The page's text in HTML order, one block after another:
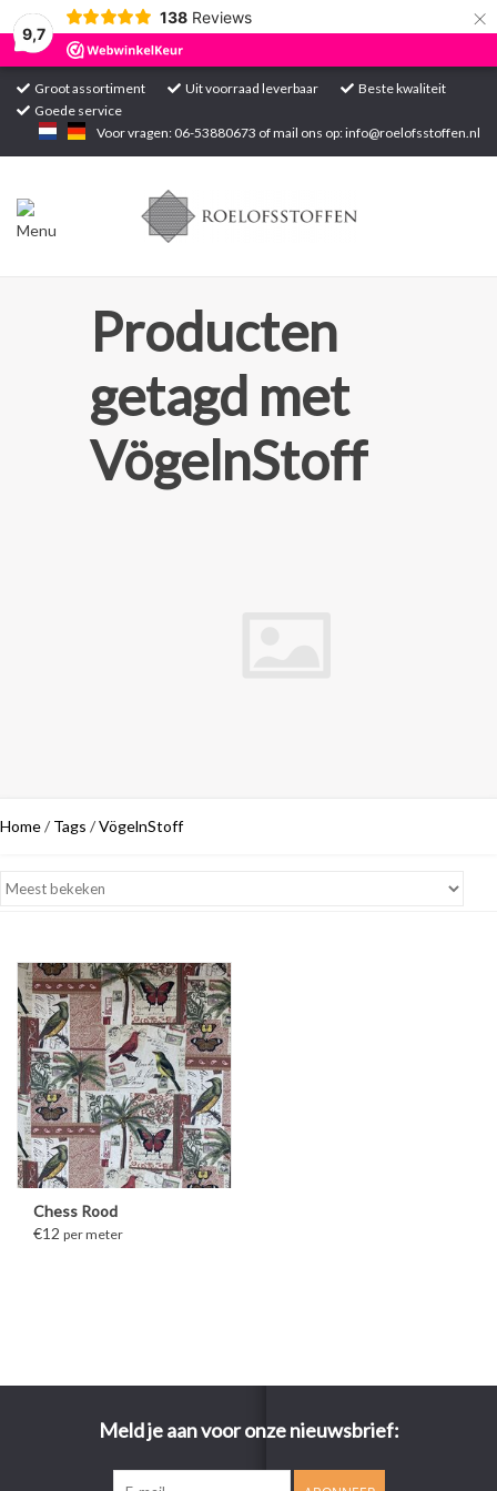
9,7
138 Reviews ×
Groot assortiment Uit voorraad leverbaar
Beste kwaliteit
Goede service
Voor vragen: 06-53880673 of mail ons op:info@roelofsstoffen.nl
Home
Producten
getagd met
VögelnStoff
Home/ Tags /VögelnStoff
Chess Rood
€12 per meter
Meld je aan voor onze nieuwsbrief: